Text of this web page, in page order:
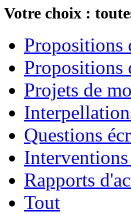
Votre choix :
Propositions
Propositions
Projets de
Questions
Interventions
Rapports
Tout